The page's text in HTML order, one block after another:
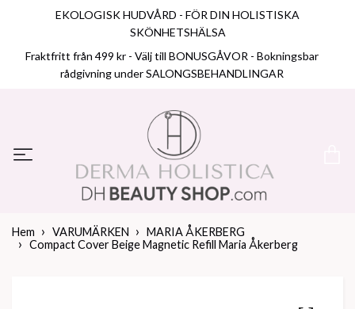
EKOLOGISK HUDVÅRD - FÖR DIN HOLISTISKA
SKÖNHETSHÄLSA
Fraktfritt från 499 kr - Välj till BONUSGÅVOR - Bokningsbar
rådgivning under SALONGSBEHANDLINGAR
Hem VARUMÄRKEN
MARIA ÅKERBERG
Compact Cover Beige Magnetic Refill Maria Åkerberg